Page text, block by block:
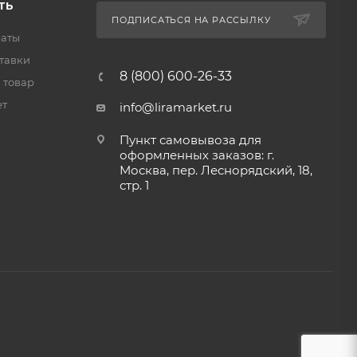
товар
ПОДПИСАТЬСЯ НА РАССЫЛКУ
8 (800) 600-26-33
info@liramarket.ru
Пункт самовывоза для
оформленных заказов: г.
Москва, пер. Леснорядский, 18,
стр. 1